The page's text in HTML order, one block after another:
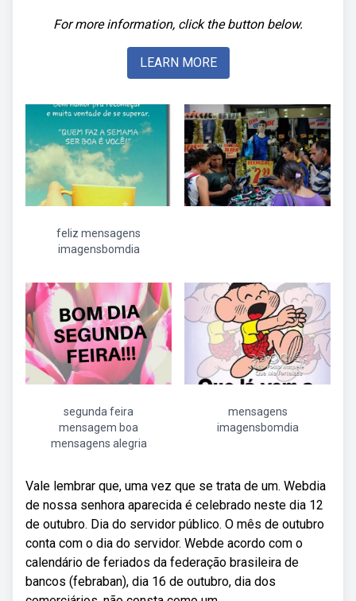
For more information, click the button below.
LEARN MORE
feliz mensagens
imagensbomdia
segunda feira
mensagem boa
mensagens alegria
mensagens
imagensbomdia
Vale lembrar que, uma vez que se trata de um. Webdia
de nossa senhora aparecida é celebrado neste dia 12
de outubro. Dia do servidor público. O mês de outubro
conta com o dia do servidor. Webde acordo com o
calendário de feriados da federação brasileira de
bancos (febraban), dia 16 de outubro, dia dos